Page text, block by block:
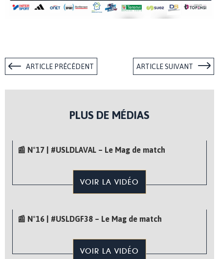
ARTICLE PRÉCÉDENT ARTICLE SUIVANT
PLUS DE MÉDIAS
📰 N°17 | #USLDLAVAL – Le Mag de match
VOIR LA VIDÉO
📰 N°16 | #USLDGF38 – Le Mag de match
VOIR LA VIDÉO